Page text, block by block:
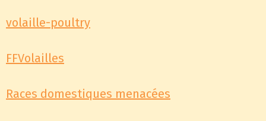
volaille-poultry
FFVolailles
Races domestiques menacées